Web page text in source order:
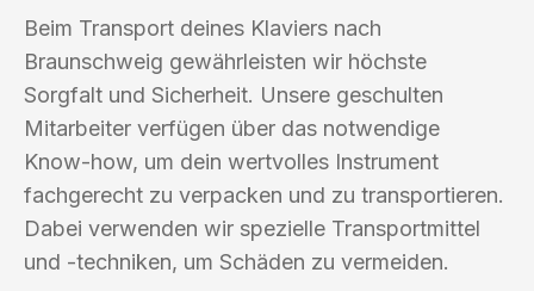
Beim Transport deines Klaviers nach
Braunschweig gewährleisten wir höchste
Sorgfalt und Sicherheit. Unsere geschulten
Mitarbeiter verfügen über das notwendige
Know-how, um dein wertvolles Instrument
fachgerecht zu verpacken und zu transportieren.
Dabei verwenden wir spezielle Transportmittel
und -techniken, um Schäden zu vermeiden.